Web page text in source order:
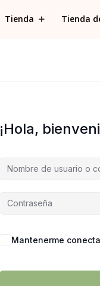
Tienda Tienda
¡Hola,
Mantenerme